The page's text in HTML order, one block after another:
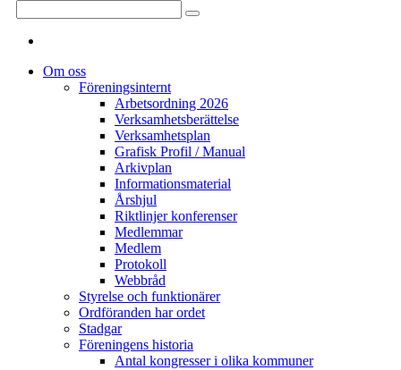
Om oss
Föreningsinternt
Arbetsordning 2026
Verksamhetsberättelse
Verksamhetsplan
Grafisk Profil / Manual
Arkivplan
Informationsmaterial
Årshjul
Riktlinjer konferenser
Medlemmar
Medlem
Protokoll
Webbråd
Styrelse och funktionärer
Ordföranden har ordet
Stadgar
Föreningens historia
Antal kongresser i olika kommuner